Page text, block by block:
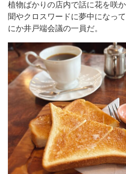
植物ばかりの店内で話に花を咲
聞やクロスワードに夢中になっ
にか井戸端会議の一員だ。